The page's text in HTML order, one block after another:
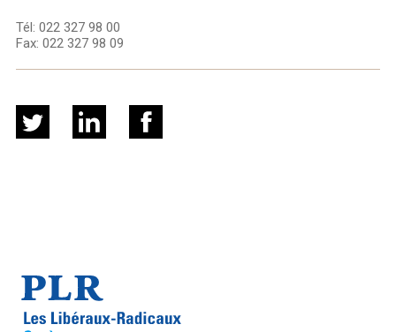
Tél: 022 327 98 00
Fax: 022 327 98 09